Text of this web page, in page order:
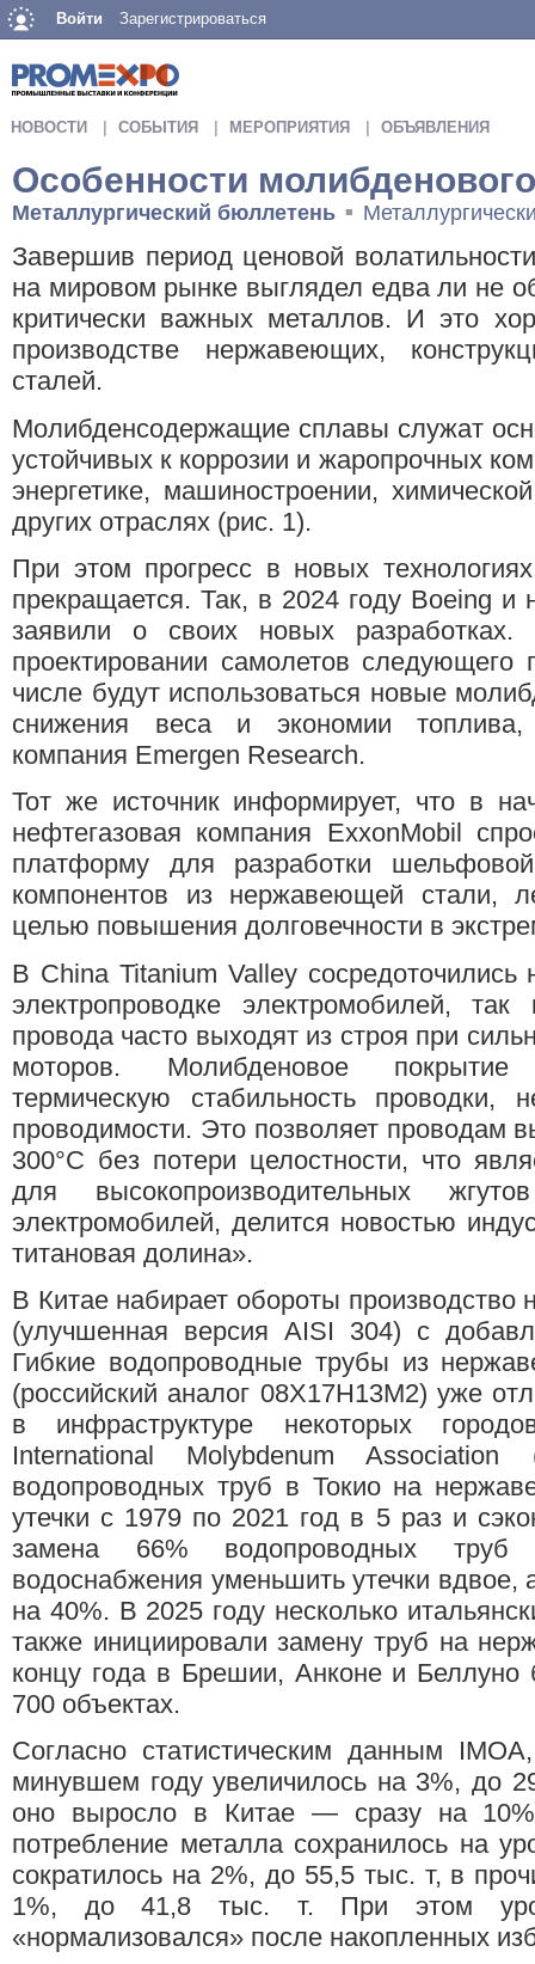
Войти Зарегистрироваться
НОВОСТИ СОБЫТИЯ МЕРОПРИЯТИЯ ОБЪЯВЛЕНИЯ
Особенности
Металлургический бюллетень ■
Завершив период ценовой
на мировом рынке выглядел едва ли не
критически важных металлов. И это
производстве нержавеющих,
сталей.
Молибденсодержащие сплавы служат
устойчивых к коррозии и жаропрочных
энергетике, машиностроении,
других отраслях (рис. 1).
При этом прогресс в новых
прекращается. Так, в 2024 году Boeing и
заявили о своих новых
проектировании самолетов
числе будут использоваться новые
снижения веса и экономии топлива,
компания Emergen Research.
Тот же источник информирует, что в
нефтегазовая компания ExxonMobil
платформу для разработки
компонентов из нержавеющей стали,
целью повышения долговечности в
В China Titanium Valley
электропроводке электромобилей,
провода часто выходят из строя при
моторов. Молибденовое покрытие
термическую стабильность проводки,
проводимости. Это позволяет проводам
300°C без потери целостности, что
для высокопроизводительных
электромобилей, делится новостью
титановая долина».
В Китае набирает обороты
(улучшенная версия AISI 304) с
Гибкие водопроводные трубы из
(российский аналог 08Х17Н13М2) уже
в инфраструктуре некоторых
International Molybdenum
водопроводных труб в Токио на
утечки с 1979 по 2021 год в 5 раз и
замена 66% водопроводных труб
водоснабжения уменьшить утечки вдвое,
на 40%. В 2025 году несколько
также инициировали замену труб на
концу года в Брешии, Анконе и Беллуно
700 объектах.
Согласно статистическим данным
минувшем году увеличилось на 3%, до
оно выросло в Китае — сразу на
потребление металла сохранилось на
сократилось на 2%, до 55,5 тыс. т, в
1%, до 41,8 тыс. т. При этом
«нормализовался» после накопленных